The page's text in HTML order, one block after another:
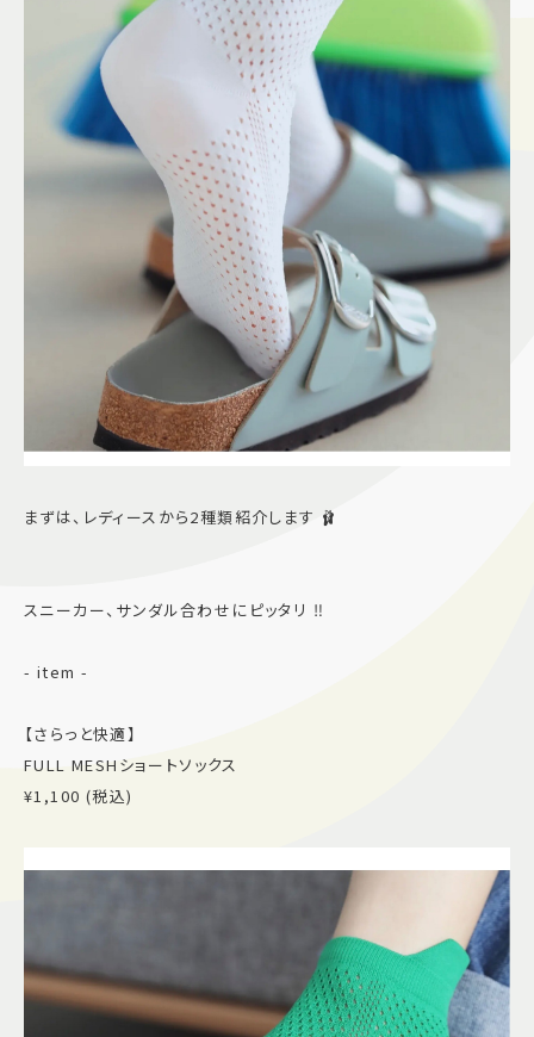
まずは、レディースから2種類紹介します 🩰
スニーカー、サンダル合わせにピッタリ ‼︎
- item -
【さらっと快適】
FULL MESHショートソックス
¥1,100 (税込)